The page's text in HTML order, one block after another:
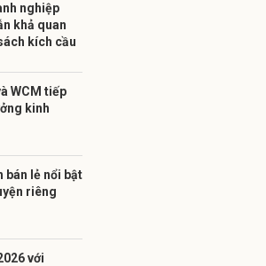
nghiệp
khả quan
kích cầu
WCM tiếp
kinh
bán lẻ nổi bật
riêng
với